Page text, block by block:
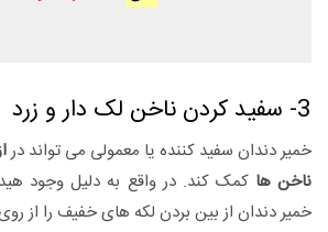
3- سفید کردن ناخن لک دار و زرد
خمیر دندان سفید کننده یا معمولی می تواند در
ناخن ها کمک کند. در واقع به دلیل وجود
خمیر دندان از بین بردن لکه های خفیف را از